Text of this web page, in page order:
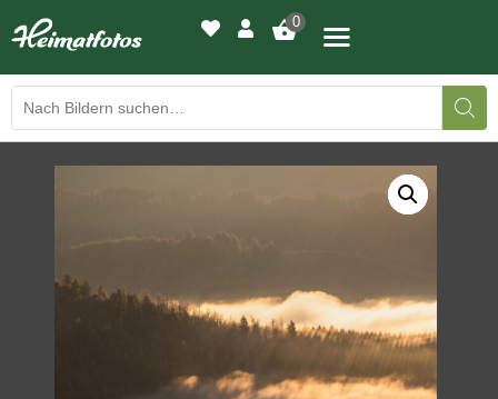
0
DRUCKQUALITÄTEN
LED-LEUCHTBILDER
WIR DRUCKEN IHR BILD
AUSSTELLUNGEN